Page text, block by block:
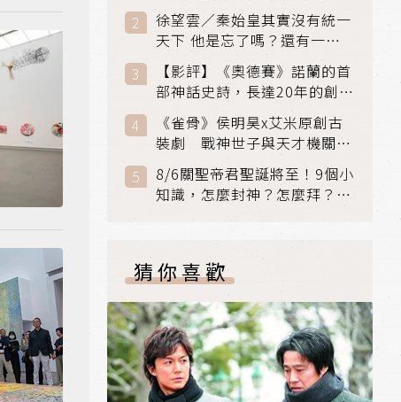
徐望雲／秦始皇其實沒有統一
天下 他是忘了嗎？還有一個
小國：衛國
【影評】《奧德賽》諾蘭的首
部神話史詩，長達20年的創傷
與贖罪之旅
《雀骨》侯明昊x艾米原創古
裝劇 戰神世子與天才機關師
聯手攻克身世之謎
8/6關聖帝君聖誕將至！9個小
知識，怎麼封神？怎麼拜？該
猜你喜歡